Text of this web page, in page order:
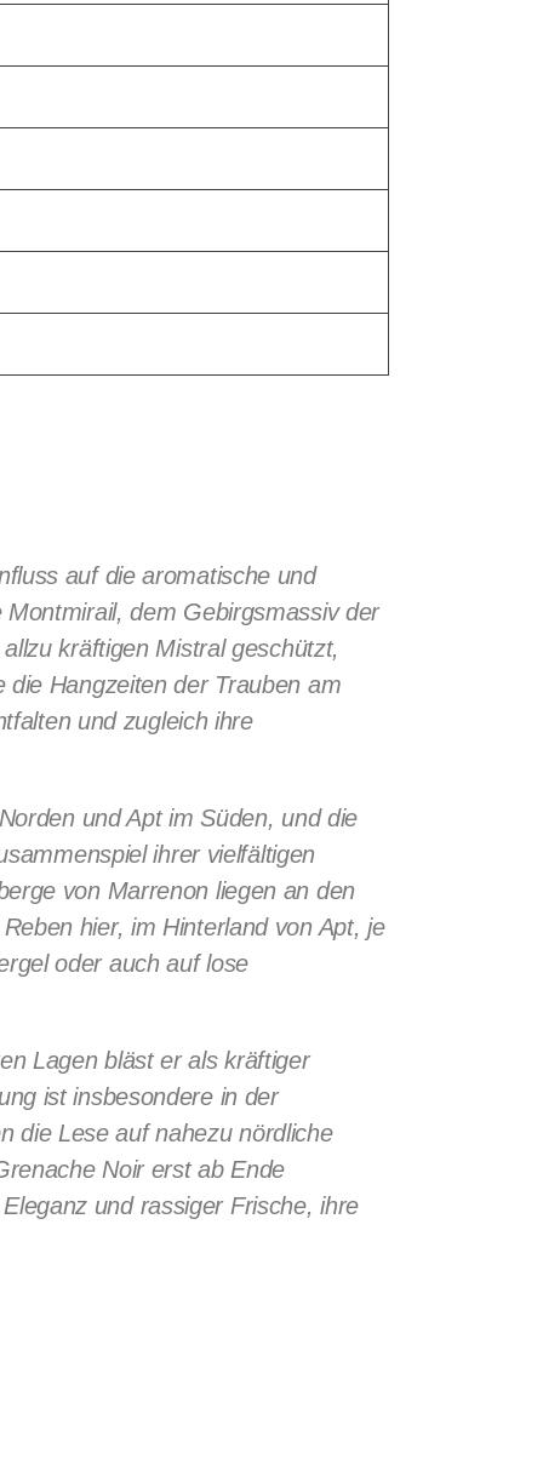
auf die aromatische und
dem Gebirgsmassiv der
kräftigen Mistral geschützt,
Hangzeiten der Trauben am
und zugleich ihre
und Apt im Süden, und die
ihrer vielfältigen
von Marrenon liegen an den
hier, im Hinterland von Apt, je
oder auch auf lose
Lagen bläst er als kräftiger
ist insbesondere in der
die Lese auf nahezu nördliche
Noir erst ab Ende
und rassiger Frische, ihre